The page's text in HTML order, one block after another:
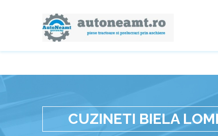
CUZINETI BIELA